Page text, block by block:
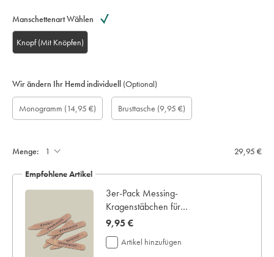
Manschettenart Wählen
Knopf (Mit Knöpfen)
Wir ändern Ihr Hemd individuell (Optional)
Maßgefertigte
Ärmellänge
(cm):
Geschenkbox:
Monogramm
Optionen:
Monogramm (14,95 €)
Monogram
Colour:
Monogram
Font:
Monogram
Location:
Brusttasche
aufnähen:
Brusttasche (9,95 €)
Menge: 29,95 €
Empfohlene Artikel
3er-Pack Messing-
Kragenstäbchen für
Haifischkragen
now
9,95
€
9,95 €
Artikel hinzufügen